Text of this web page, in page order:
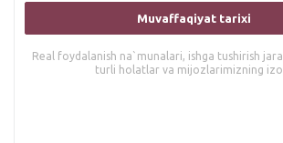
Muvaffaqiyat tarixi
Real foydalanish na`munalari, ishga tushirish
turli holatlar va mijozlarimizning